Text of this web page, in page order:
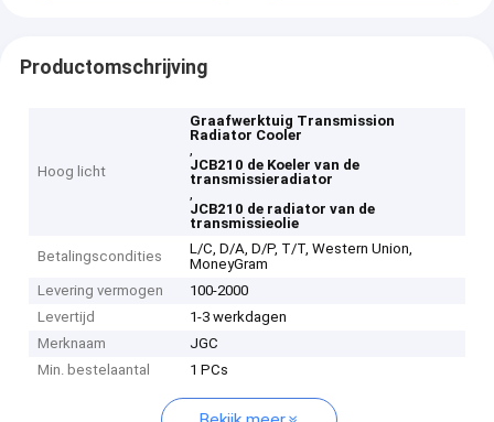
Productomschrijving
Hoog licht
Graafwerktuig Transmission
Radiator Cooler
,
JCB210 de Koeler van de
transmissieradiator
,
JCB210 de radiator van de
transmissieolie
Betalingscondities
L/C, D/A, D/P, T/T, Western Union,
MoneyGram
Levering vermogen
100-2000
Levertijd
1-3 werkdagen
Merknaam
JGC
Min. bestelaantal
1 PCs